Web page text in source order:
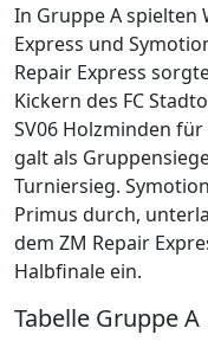
In Gruppe A spielten
Express und
Repair Express
Kickern des FC
SV06 Holzminden
galt als
Turniersieg.
Primus durch,
dem ZM Repair
Halbfinale ein.
Tabelle Gruppe A